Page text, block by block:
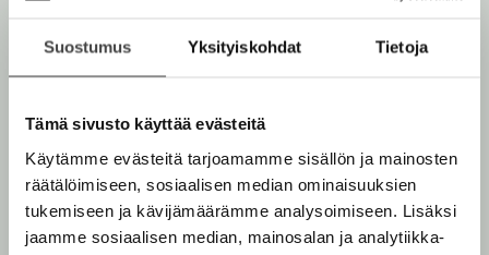
Suostumus Yksityiskohdat Tietoja
Tämä sivusto käyttää evästeitä
Käytämme evästeitä tarjoamamme sisällön ja mainosten
räätälöimiseen, sosiaalisen median ominaisuuksien
tukemiseen ja kävijämäärämme analysoimiseen. Lisäksi
jaamme sosiaalisen median, mainosalan ja analytiikka-
e
h
e
e
n
i
l
h
t
e
e
n
Lue lisää tekijästä
H
k
n
N
e
s
s